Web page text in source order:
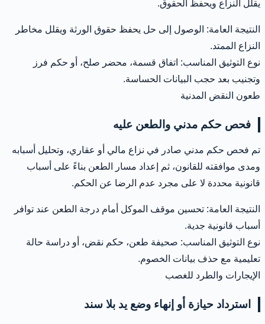
يقلل النزاع ويحفظ الحقوق.
النتيجة العامة: الوصول إلى حل يحفظ حقوق الورثة ويقلل مخاطر
النزاع الممتد.
نوع التوثيق المناسب: اتفاق قسمة، محضر صلح، أو حكم فرز
وتجنيب بعد حجب البيانات الحساسة.
طعون النقض المدنية
فحص حكم مدني والطعن عليه
تم فحص حكم مدني صادر في نزاع مالي أو عقاري، وتحليل أسبابه
ومدى موافقته للقانون، ثم إعداد مسار الطعن بناءً على أسباب
قانونية محددة لا على مجرد عدم الرضا عن الحكم.
النتيجة العامة: تحسين موقف الموكل أمام درجة الطعن عند توافر
أسباب قانونية جدية.
نوع التوثيق المناسب: صحيفة طعن، حكم نقض، أو دراسة حالة
تعليمية مع حذف بيانات الخصوم.
الإيجارات والطرد للغصب
استرداد حيازة أو إنهاء وضع يد بلا سند